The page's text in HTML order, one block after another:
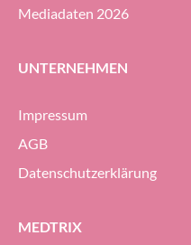
Mediadaten 2026
UNTERNEHMEN
Impressum
AGB
Datenschutzerklärung
MEDTRIX